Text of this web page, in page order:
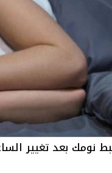
نومك بعد تغيير